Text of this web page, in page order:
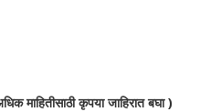
माहितीसाठी कृपया जाहिरात बघा )